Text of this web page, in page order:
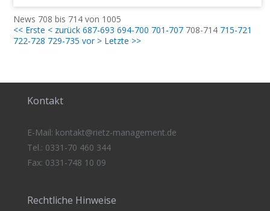
News 708 bis 714 von 1005
<< Erste < zurück 687-693 694-700 701-707 708-714 715-721
722-728 729-735 vor > Letzte >>
Kontakt
E-Mail: kontakt@rietz-management.de
Tel.: 0331-70 460 344
Fax: 0331-748 10 09
Rechtliche Hinweise